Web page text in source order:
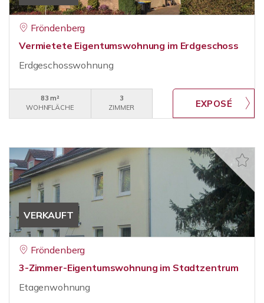
Fröndenberg
Vermietete Eigentumswohnung im Erdgeschoss
Erdgeschosswohnung
83 m²
WOHNFLÄCHE
3
ZIMMER
VERKAUFT
Fröndenberg
3-Zimmer-Eigentumswohnung im Stadtzentrum
Etagenwohnung